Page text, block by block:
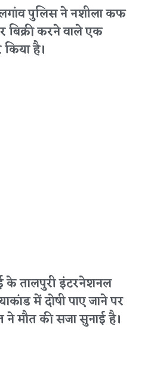
पुलिस ने नशीला कफ
बिक्री करने वाले एक
है।
के तालपुरी इंटरनेशनल
में दोषी पाए जाने पर
ने मौत की सजा सुनाई है।